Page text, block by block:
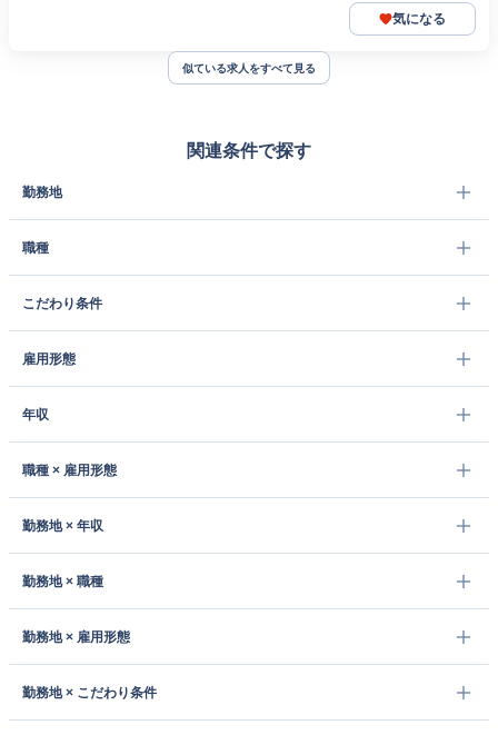
気になる
似ている求人をすべて見る
関連条件で探す
勤務地
職種
こだわり条件
雇用形態
年収
職種 × 雇用形態
勤務地 × 年収
勤務地 × 職種
勤務地 × 雇用形態
勤務地 × こだわり条件